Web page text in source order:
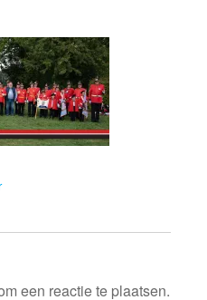
een reactie te plaatsen.